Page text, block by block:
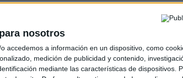
nosotros
accedemos a información en un dispositivo, como
medición de publicidad y contenido,
mediante las características de